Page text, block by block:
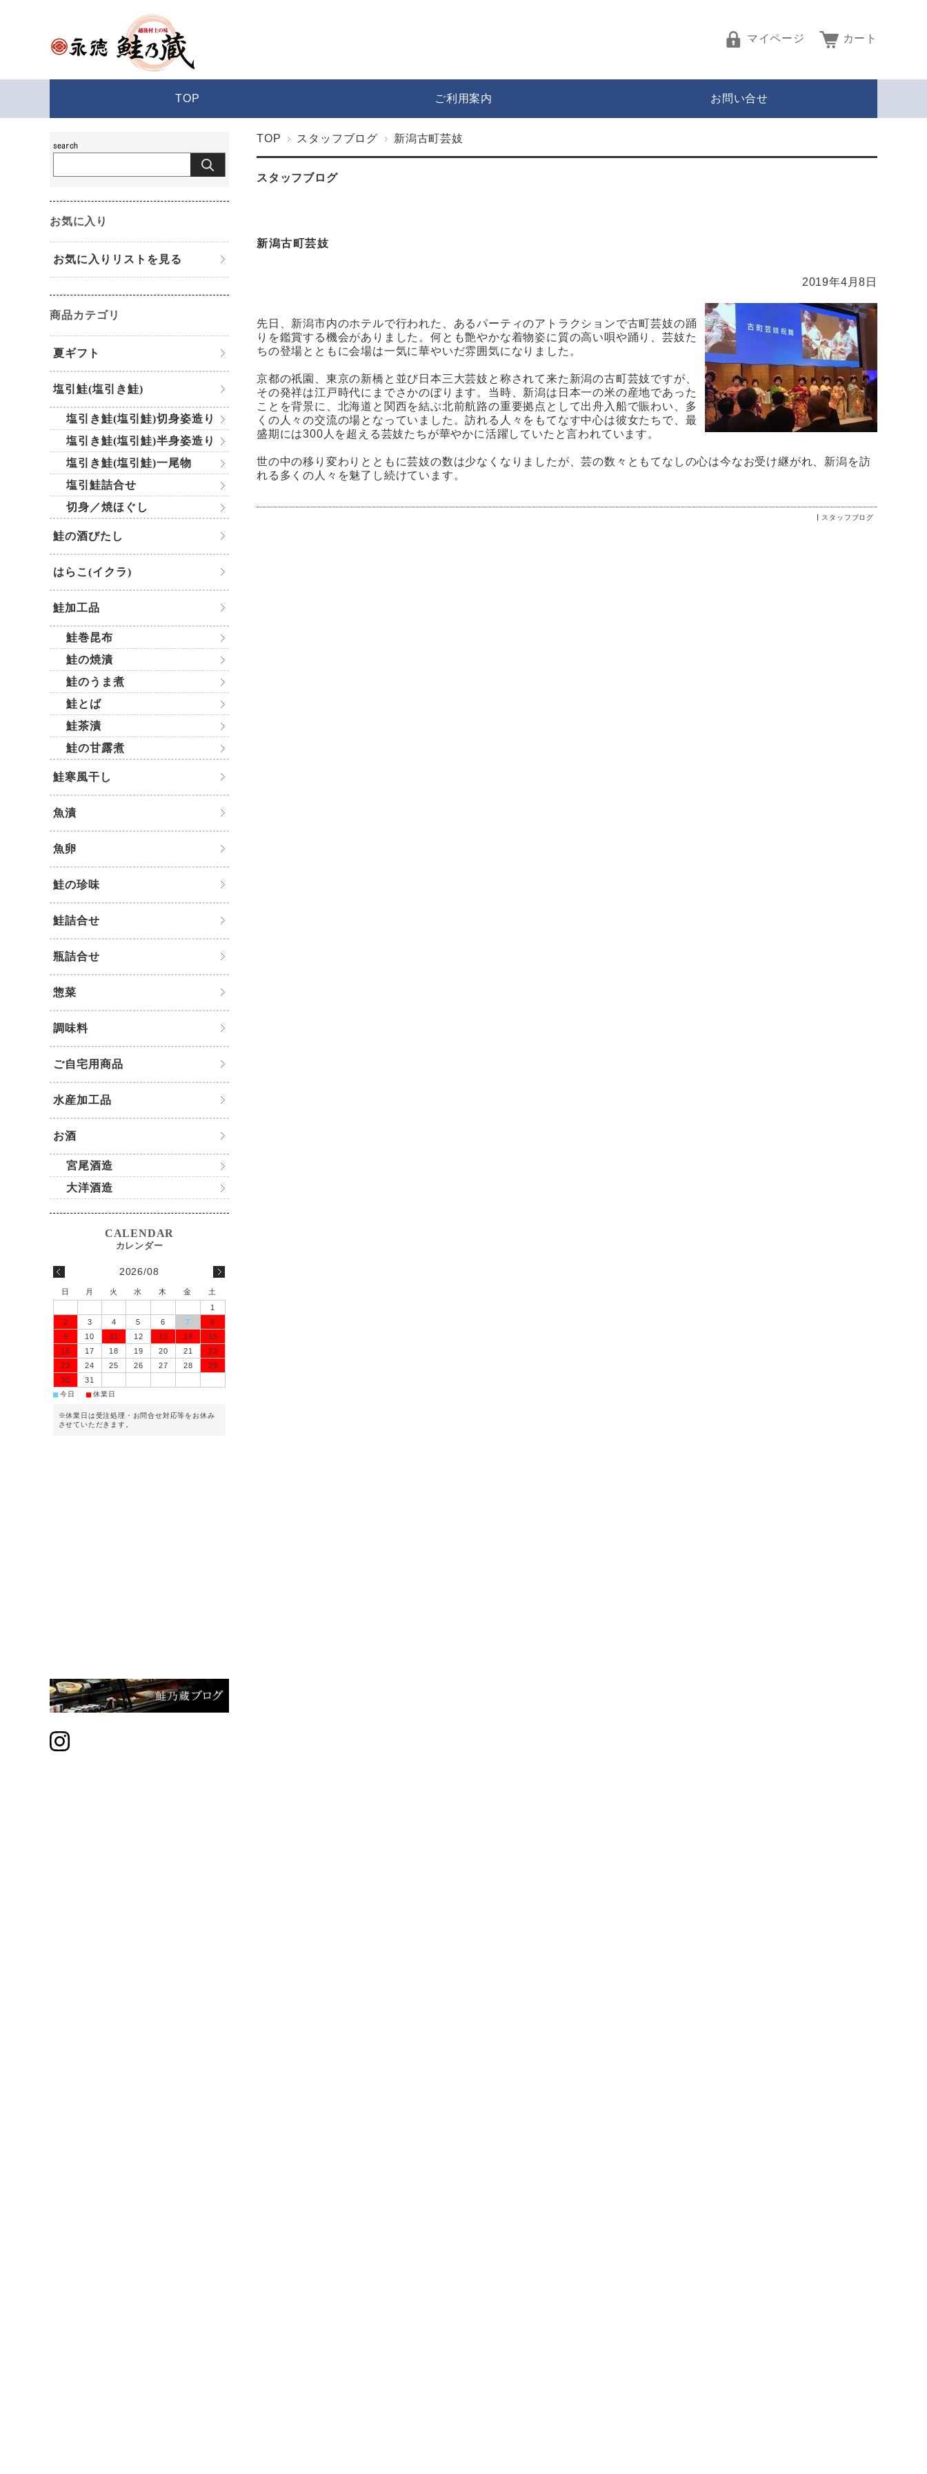
マイページ カート
TOP ご利用案内 お問い合せ
TOP スタッフブログ 新潟古町芸妓
スタッフブログ
新潟古町芸妓
2019年4月8日
先日、新潟市内のホテルで行われた、あるパーティのアトラクションで古町芸妓の踊
りを鑑賞する機会がありました。何とも艶やかな着物姿に質の高い唄や踊り、芸妓た
ちの登場とともに会場は一気に華やいだ雰囲気になりました。
京都の祇園、東京の新橋と並び日本三大芸妓と称されて来た新潟の古町芸妓ですが、
その発祥は江戸時代にまでさかのぼります。当時、新潟は日本一の米の産地であった
ことを背景に、北海道と関西を結ぶ北前航路の重要拠点として出舟入船で賑わい、多
くの人々の交流の場となっていました。訪れる人々をもてなす中心は彼女たちで、最
盛期には300人を超える芸妓たちが華やかに活躍していたと言われています。
世の中の移り変わりとともに芸妓の数は少なくなりましたが、芸の数々ともてなしの心は今なお受け継がれ、新潟を訪
れる多くの人々を魅了し続けています。
スタッフブログ
お気に入り
お気に入りリストを見る
商品カテゴリ
夏ギフト
塩引鮭(塩引き鮭)
塩引き鮭(塩引鮭)切身姿造り
塩引き鮭(塩引鮭)半身姿造り
塩引き鮭(塩引鮭)一尾物
塩引鮭詰合せ
切身／焼ほぐし
鮭の酒びたし
はらこ(イクラ)
鮭加工品
鮭巻昆布
鮭の焼漬
鮭のうま煮
鮭とば
鮭茶漬
鮭の甘露煮
鮭寒風干し
魚漬
魚卵
鮭の珍味
鮭詰合せ
瓶詰合せ
惣菜
調味料
ご自宅用商品
水産加工品
お酒
宮尾酒造
大洋酒造
2026/08
日 月 火 水 木 金
土
1
2
3 4 5 6 7
8
9
10 11 12 13 14
15
16
17 18 19 20 21
22
23
24 25 26 27 28
29
30
31
■今日 ■ 休業日
※休業日は受注処理・お問合せ対応等をお休み
させていただきます。